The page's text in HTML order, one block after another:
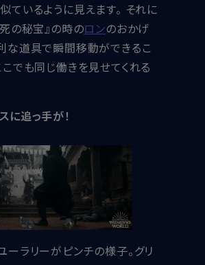
ているように見えます。 それに
の秘宝』の時のロンのおかげ
な道具で瞬間移動ができるこ
こでも同じ働きを見せてくれる
に追っ手が！
ーラリーがピンチの様子。グリ